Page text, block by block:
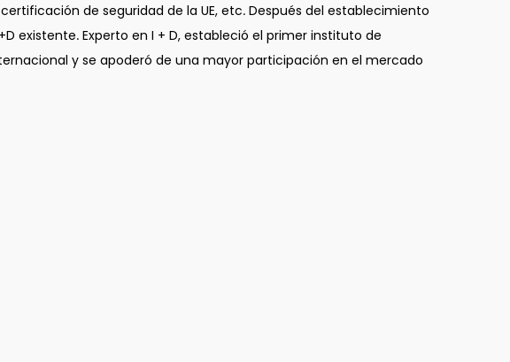
de seguridad de la UE, etc. Después del establecimiento
existente. Experto en I + D, estableció el primer instituto de
y se apoderó de una mayor participación en el mercado